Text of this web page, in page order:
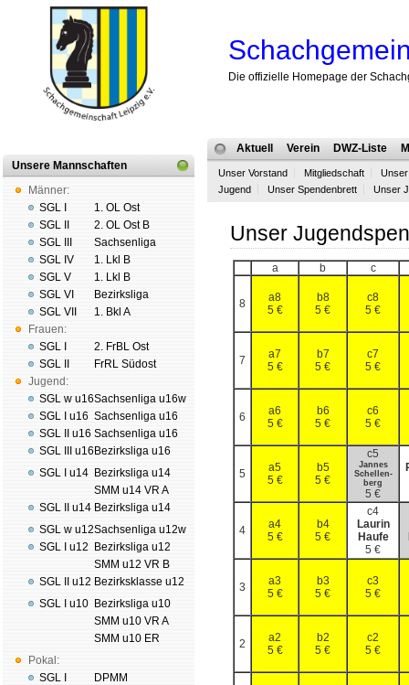
Die offizielle Homepage der
Unsere Mannschaften
Männer:
SGL I
SGL II
SGL III
SGL IV
SGL V
SGL VI
SGL VII
Frauen:
SGL I
SGL II
Jugend:
SGL w u16
SGL I u16
SGL II u16
SGL III u16
SGL I u14
SGL II u14
SGL w u12
SGL I u12
SGL II u12
SGL I u10
Pokal:
SGL I
1. OL Ost
2. OL Ost B
Sachsenliga
1. Lkl B
1. Lkl B
Bezirksliga
1. Bkl A
2. FrBL Ost
FrRL Südost
Sachsenliga u16w
Sachsenliga u16
Sachsenliga u16
Bezirksliga u16
Bezirksliga u14
SMM u14 VR A
Bezirksliga u14
Sachsenliga u12w
Bezirksliga u12
SMM u12 VR B
Bezirksklasse u12
Bezirksliga u10
SMM u10 VR A
SMM u10 ER
DPMM
Aktuell Verein DWZ-Liste
Unser Vorstand Mitgliedschaft
Unser
Jugend
Unser Spendenbrett Unser
Unser
a b c
8
a8
5 €
b8
5 €
c8
5 €
7
a7
5 €
b7
5 €
c7
5 €
6
a6
5 €
b6
5 €
c6
5 €
5
a5
5 €
b5
5 €
c5
Jannes
Sche­llen­
berg
5 €
4
a4
5 €
b4
5 €
c4
Laurin
Haufe
5 €
3
a3
5 €
b3
5 €
c3
5 €
2
a2
5 €
b2
5 €
c2
5 €